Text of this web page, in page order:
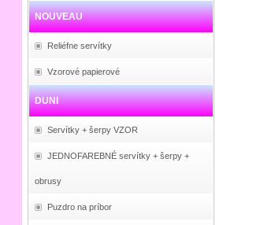
NOUVEAU
Reliéfne servítky
Vzorové papierové
DUNI
Servítky + šerpy VZOR
JEDNOFAREBNÉ servítky + šerpy +
obrusy
Puzdro na príbor